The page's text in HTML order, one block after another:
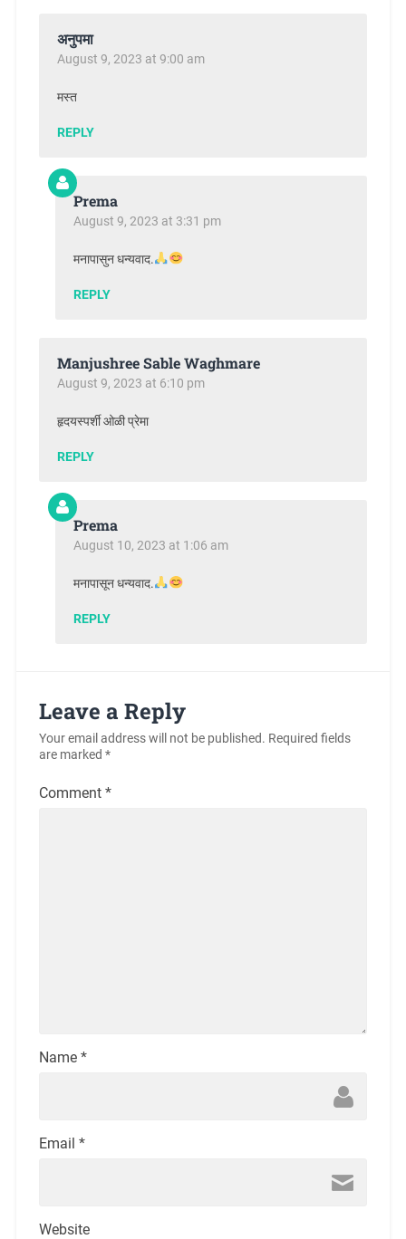
अनुपमा
August 9, 2023 at 9:00 am
मस्त
REPLY
Prema
August 9, 2023 at 3:31 pm
मनापासुन धन्यवाद.
REPLY
Manjushree Sable Waghmare
August 9, 2023 at 6:10 pm
हृदयस्पर्शी ओळी प्रेमा
REPLY
Prema
August 10, 2023 at 1:06 am
मनापासून धन्यवाद.
REPLY
Leave a Reply
Your email address will not be published. Required fields
are marked *
Comment *
Name *
Email *
Website